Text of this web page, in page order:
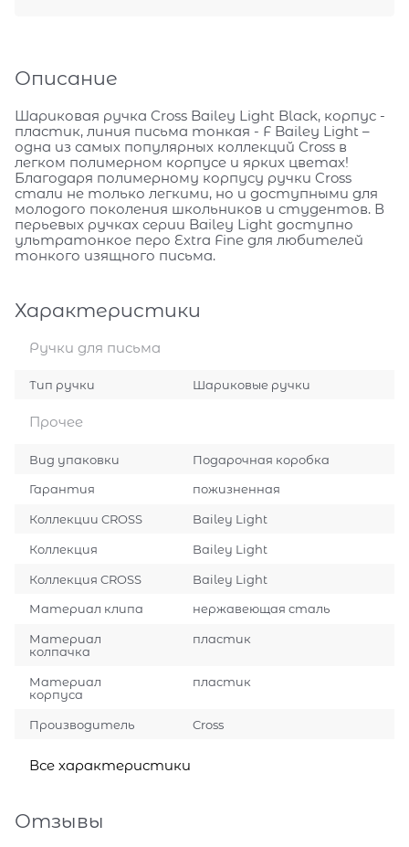
Описание
Шариковая ручка Cross Bailey Light Black, корпус -
пластик, линия письма тонкая - F Bailey Light –
одна из самых популярных коллекций Cross в
легком полимерном корпусе и ярких цветах!
Благодаря полимерному корпусу ручки Cross
стали не только легкими, но и доступными для
молодого поколения школьников и студентов. В
перьевых ручках серии Bailey Light доступно
ультратонкое перо Extra Fine для любителей
тонкого изящного письма.
Характеристики
Ручки для письма
Тип ручки Шариковые ручки
Прочее
Вид упаковки Подарочная коробка
Гарантия пожизненная
Коллекции CROSS Bailey Light
Коллекция Bailey Light
Коллекция CROSS Bailey Light
Материал клипа нержавеющая сталь
Материал
колпачка
пластик
Материал
корпуса
пластик
Производитель Cross
Все характеристики
Отзывы